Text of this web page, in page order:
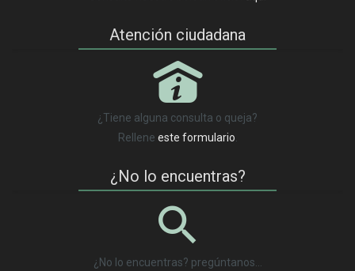
Atención ciudadana
P
¿Tiene alguna consulta o queja?
Rellene este formulario
¿No lo encuentras?
¿No lo encuentras? pregúntanos…